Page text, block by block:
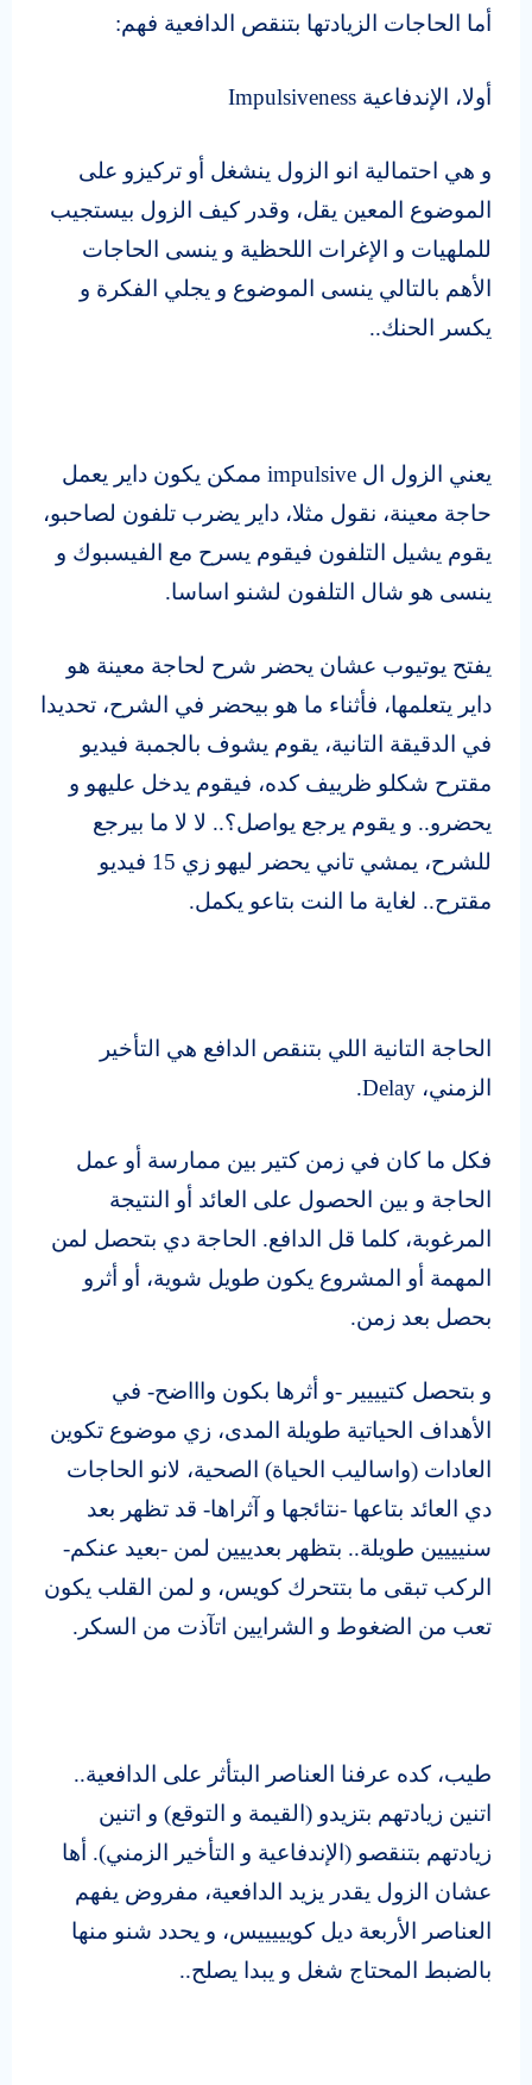
أما الحاجات الزيادتها بتنقص الدافعية فهم:
أولا، الإندفاعية
و هي احتمالية انو الزول ينشغل أو تركيزو على
الموضوع المعين يقل، وقدر كيف الزول بيستجيب
للملهيات و الإغرات اللحظية و ينسى الحاجات
الأهم بالتالي ينسى الموضوع و يجلي الفكرة و
يكسر الحنك..
يعني الزول ال impulsive ممكن يكون داير يعمل
حاجة معينة، نقول مثلا، داير يضرب تلفون لصاحبو،
يقوم يشيل التلفون فيقوم يسرح مع الفيسبوك و
ينسى هو شال التلفون لشنو اساسا.
يفتح يوتيوب عشان يحضر شرح لحاجة معينة هو
داير يتعلمها، فأثناء ما هو بيحضر في الشرح، تحديدا
في الدقيقة التانية، يقوم يشوف بالجمبة فيديو
مقترح شكلو ظرييف كده، فيقوم يدخل عليهو و
يحضرو.. و يقوم يرجع يواصل؟.. لا لا ما بيرجع
للشرح، يمشي تاني يحضر ليهو زي 15 فيديو
مقترح.. لغاية ما النت بتاعو يكمل.
الحاجة التانية اللي بتنقص الدافع هي التأخير
الزمني،
فكل ما كان في زمن كتير بين ممارسة أو عمل
الحاجة و بين الحصول على العائد أو النتيجة
المرغوبة، كلما قل الدافع. الحاجة دي بتحصل لمن
المهمة أو المشروع يكون طويل شوية، أو أثرو
بحصل بعد زمن.
و بتحصل كتيييير -و أثرها بكون واااضح- في
الأهداف الحياتية طويلة المدى، زي موضوع تكوين
العادات (واساليب الحياة) الصحية، لانو الحاجات
دي العائد بتاعها -نتائجها و آثراها- قد تظهر بعد
سنيييين طويلة.. بتظهر بعدييين لمن -بعيد عنكم-
الركب تبقى ما بتتحرك كويس، و لمن القلب يكون
تعب من الضغوط و الشرايين اتآذت من السكر.
طيب، كده عرفنا العناصر البتأثر على الدافعية..
اتنين زيادتهم بتزيدو (القيمة و التوقع) و اتنين
زيادتهم بتنقصو (الإندفاعية و التأخير الزمني). أها
عشان الزول يقدر يزيد الدافعية، مفروض يفهم
العناصر الأربعة ديل كويييييس، و يحدد شنو منها
بالضبط المحتاج شغل و يبدا يصلح..